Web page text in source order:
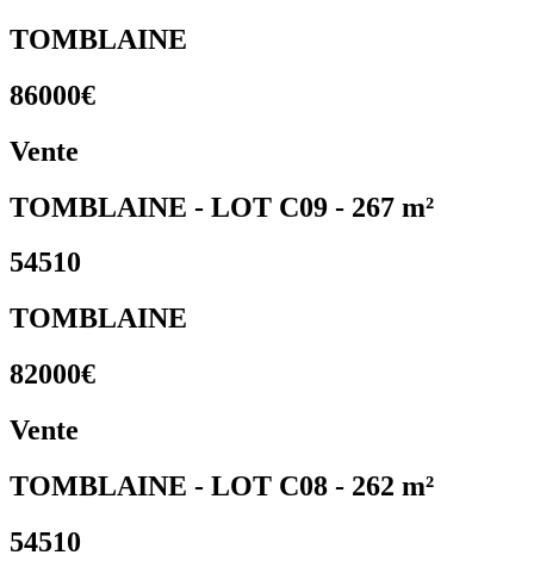
TOMBLAINE
86000€
Vente
TOMBLAINE - LOT C09 - 267 m²
54510
TOMBLAINE
82000€
Vente
TOMBLAINE - LOT C08 - 262 m²
54510